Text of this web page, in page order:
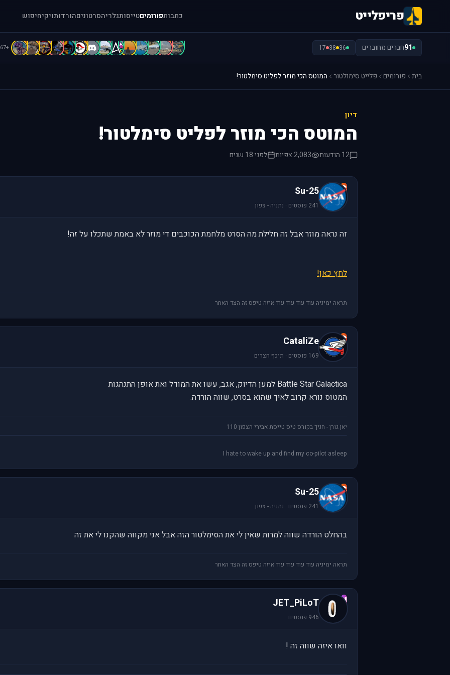
פריפלייט כתבותפורומיםטייסותגלריהסרטוניםהורדותויקיחיפוש
91חברים מחוברים 36
38
17
"
.
[
a
A
A
A
A
A
A
A
b
B
B
+67
בית פורומים פלייט סימולטור המוטס הכי מוזר לפליט סימלטור!
דיון
המוטס הכי מוזר לפליט סימלטור!
12 הודעות 2,083 צפיות לפני 18 שנים
S
Su-25
241 פוסטים · נתניה - צפון
זה נראה מוזר אבל זה חלילת מה הסרט מלחמת הכוכבים די מוזר לא באמת שתכלו על זה!
לחץ כאן!
תראה ימיניה עוד עוד עוד עוד איזה טיפס זה הצד האחר
C
CataliZe
169 פוסטים · תיכף חצרים
Battle Star Galactica למען הדיוק, אגב, עשו את המודל ואת אופן התנהגות
המטוס נורא קרוב לאיך שהוא בסרט, שווה הורדה.
יאן גורן - חניך בקורס טיס טייסת אבירי הצפון 110
I hate to wake up and find my co-pilot asleep
S
Su-25
241 פוסטים · נתניה - צפון
בהחלט הורדה שווה למרות שאין לי את הסימלטור הזה אבל אני מקווה שהקנו לי את זה
תראה ימיניה עוד עוד עוד עוד איזה טיפס זה הצד האחר
J
JET_PiLoT
946 פוסטים
וואו איזה שווה זה !